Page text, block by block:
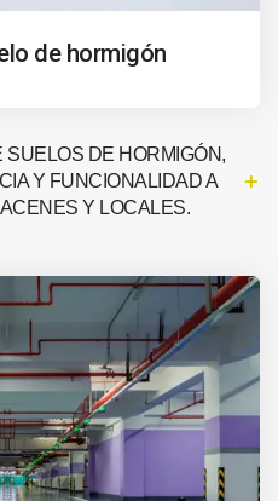
de hormigón
DE HORMIGÓN,
Y FUNCIONALIDAD A
Y LOCALES.